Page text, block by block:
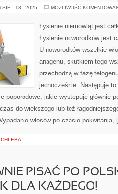
SIE - 18 - 2025 MOŻLIWOŚĆ
Łysienie niemowląt jest
Łysienie noworodków jest
U noworodków wszelkie
anagenu, skutkiem tego
przechodzą w fazę
jednocześnie. Następuje
poporodowe, jakie występuje głównie
do większego lub też
włosów po czasie
PISAĆ PO
DLA KAŻDEGO!